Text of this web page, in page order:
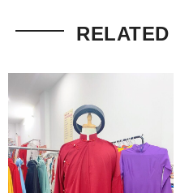
RELATED